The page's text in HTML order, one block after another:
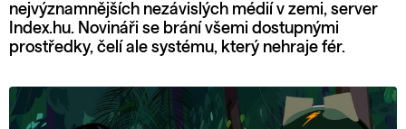
nejvýznamnějších nezávislých médií v zemi, server
Index.hu. Novináři se brání všemi dostupnými
prostředky, čelí ale systému, který nehraje fér.